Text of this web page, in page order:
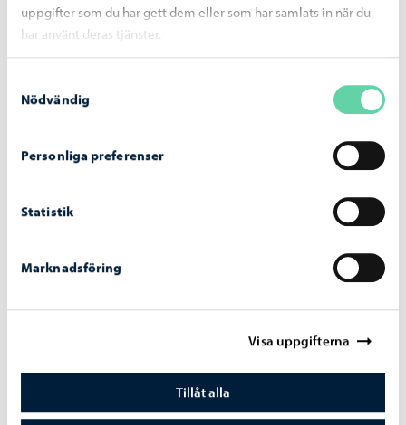
uppgifter som du har gett dem eller som har samlats in när du
har använt deras tjänster.
Nödvändig
Personliga preferenser
Statistik
Marknadsföring
Visa uppgifterna
Tillåt alla
Invigningen av frisbeegolfbanan i Tolkis firas